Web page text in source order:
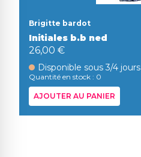
Brigitte bardot
Initiales b.b ned
26,00 €
Disponible sous 3/4 jours
Quantité en stock : 0
AJOUTER AU PANIER